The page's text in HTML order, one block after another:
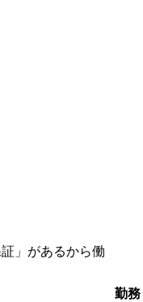
」があるから働
勤務